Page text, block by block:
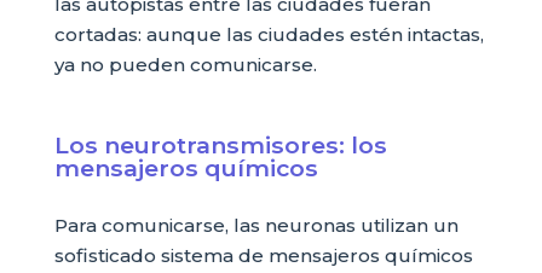
cortadas: aunque las ciudades estén intactas,
ya no pueden comunicarse.
Los neurotransmisores: los
mensajeros químicos
Para comunicarse, las neuronas utilizan un
sofisticado sistema de mensajeros químicos